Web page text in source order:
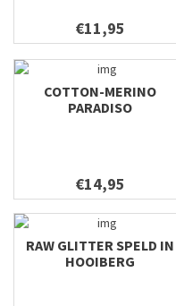
€11,95
COTTON-MERINO
PARADISO
€14,95
RAW GLITTER SPELD IN
HOOIBERG